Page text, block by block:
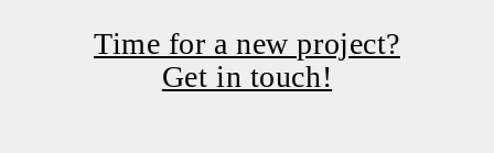
Time for a new project?
Get in touch!